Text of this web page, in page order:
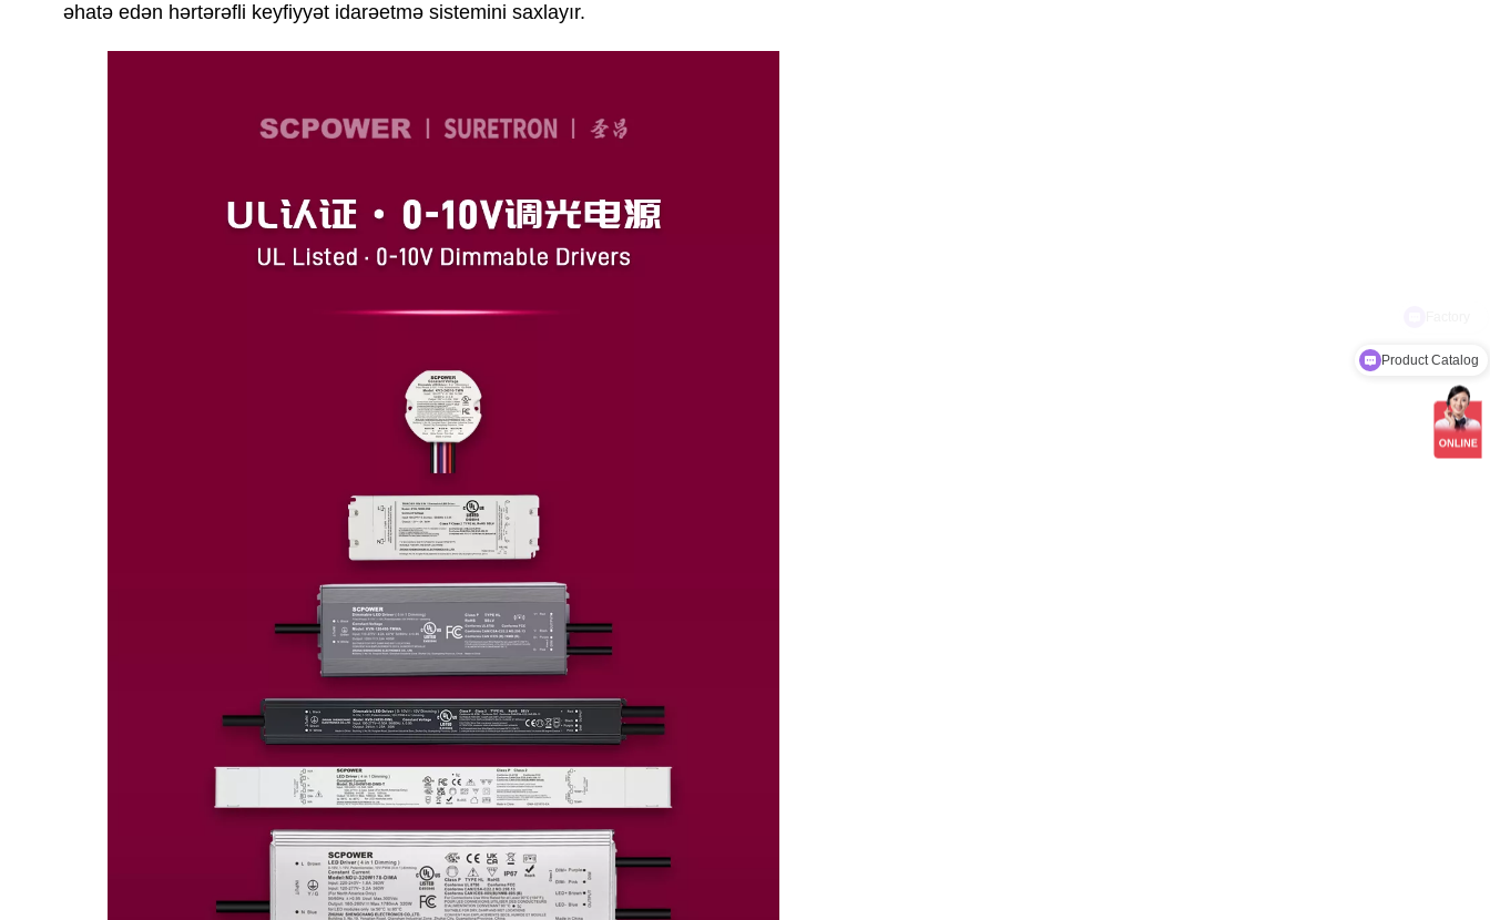
əhatə edən hərtərəfli keyfiyyət idarəetmə sistemini saxlayır.
Product Catalog